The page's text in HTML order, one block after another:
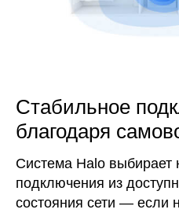
Стабильное
благодаря
Система Halo
подключения из
состояния сети — если